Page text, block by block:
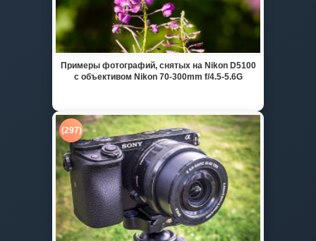
Примеры фотографий, снятых на Nikon D5100
с объективом Nikon 70-300mm f/4.5-5.6G
(297)